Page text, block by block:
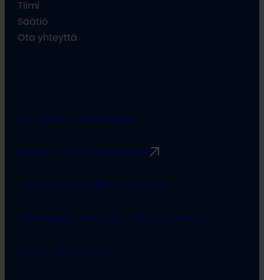
Tiimi
Säätiö
Ota yhteyttä
Projektien viestintäohjeet
Rimbert-avustusjärjestelmä
Turvallisemman tilan periaatteet
TietosuojaselosteSaavutettavuusseloste
Evästeiden hallinta